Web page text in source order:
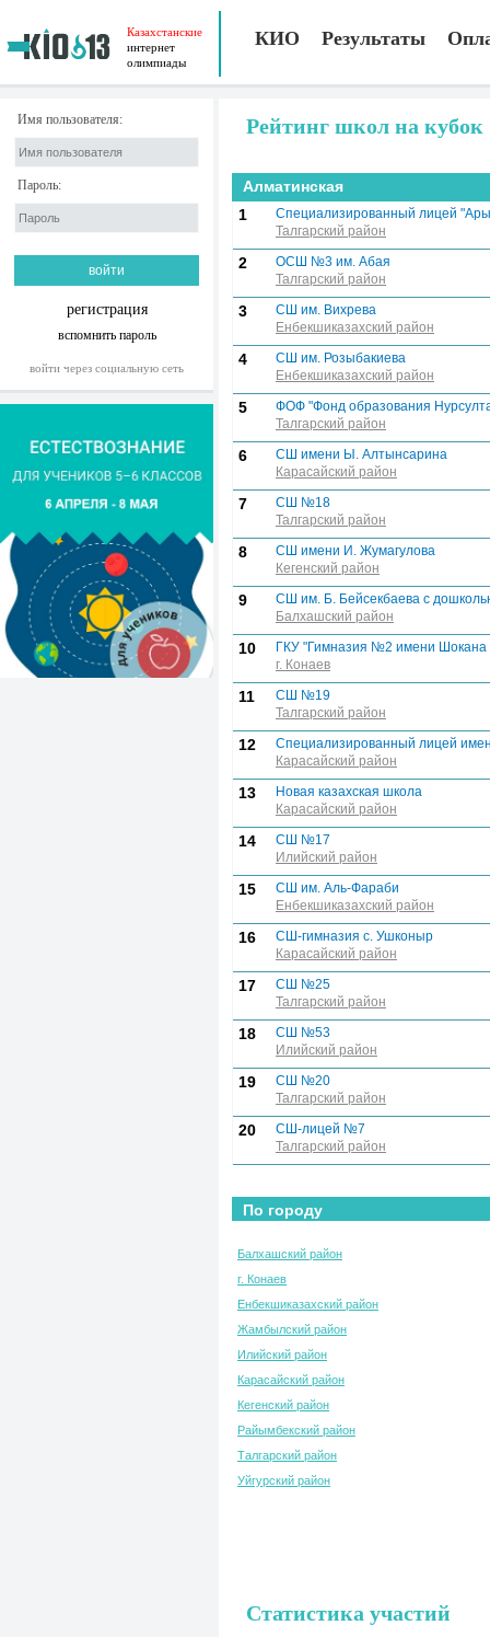
Казахстанские
интернет
олимпиады
КИО Результаты
Имя пользователя:
Пароль:
регистрация
вспомнить пароль
войти через социальную сеть
Рейтинг школ на
Алматинская
1
Cпециализированный лицей
Талгарский район
2
ОСШ №3 им. Абая
Талгарский район
3
СШ им. Вихрева
Енбекшиказахский район
4
СШ им. Розыбакиева
Енбекшиказахский район
5
ФОФ "Фонд образования
Талгарский район
6
СШ имени Ы. Алтынсарина
Карасайский район
7
СШ №18
Талгарский район
8
СШ имени И. Жумагулова
Кегенский район
9
СШ им. Б. Бейсекбаева с
Балхашский район
10
ГКУ "Гимназия №2 имени Шокана
г. Конаев
11
СШ №19
Талгарский район
12
Специализированный лицей
Карасайский район
13
Новая казахская школа
Карасайский район
14
СШ №17
Илийский район
15
СШ им. Аль-Фараби
Енбекшиказахский район
16
СШ-гимназия с. Ушконыр
Карасайский район
17
СШ №25
Талгарский район
18
СШ №53
Илийский район
19
СШ №20
Талгарский район
20
СШ-лицей №7
Талгарский район
По городу
Балхашский район
г. Конаев
Енбекшиказахский район
Жамбылский район
Илийский район
Карасайский район
Кегенский район
Райымбекский район
Талгарский район
Уйгурский район
Статистика участий